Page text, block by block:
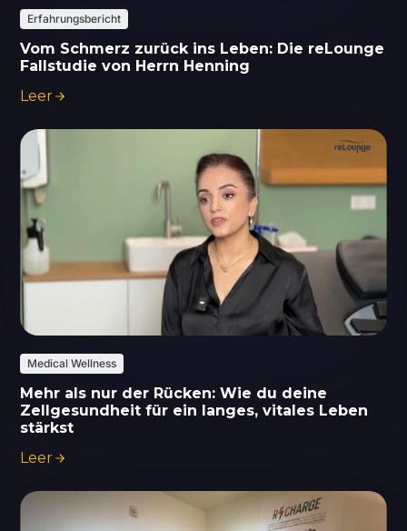
Erfahrungsbericht
Vom Schmerz zurück ins Leben: Die reLounge
Fallstudie von Herrn Henning
Leer
Medical Wellness
Mehr als nur der Rücken: Wie du deine
Zellgesundheit für ein langes, vitales Leben
stärkst
Leer